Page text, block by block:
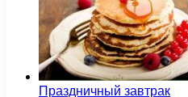
Праздничный завтрак